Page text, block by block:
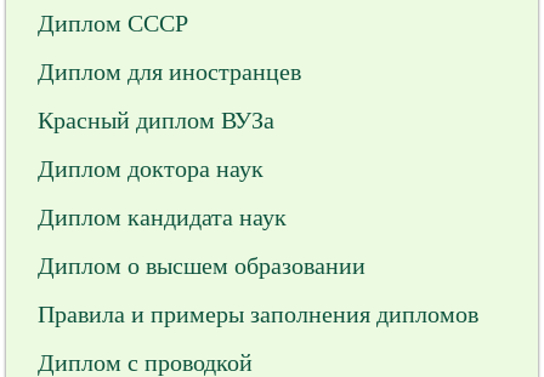
Диплом СССР
Диплом для иностранцев
Красный диплом ВУЗа
Диплом доктора наук
Диплом кандидата наук
Диплом о высшем образовании
Правила и примеры заполнения дипломов
Диплом с проводкой